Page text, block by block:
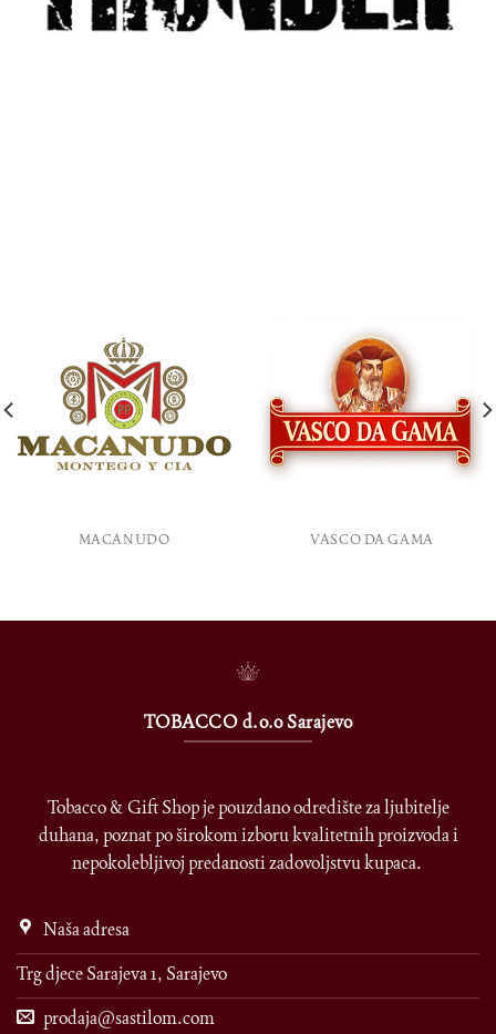
MACANUDO VASCO DA GAMA
TOBACCO d.o.o Sarajevo
Tobacco & Gift Shop je pouzdano odredište za ljubitelje
duhana, poznat po širokom izboru kvalitetnih proizvoda i
nepokolebljivoj predanosti zadovoljstvu kupaca.
Naša adresa
Trg djece Sarajeva 1, Sarajevo
prodaja@sastilom.com